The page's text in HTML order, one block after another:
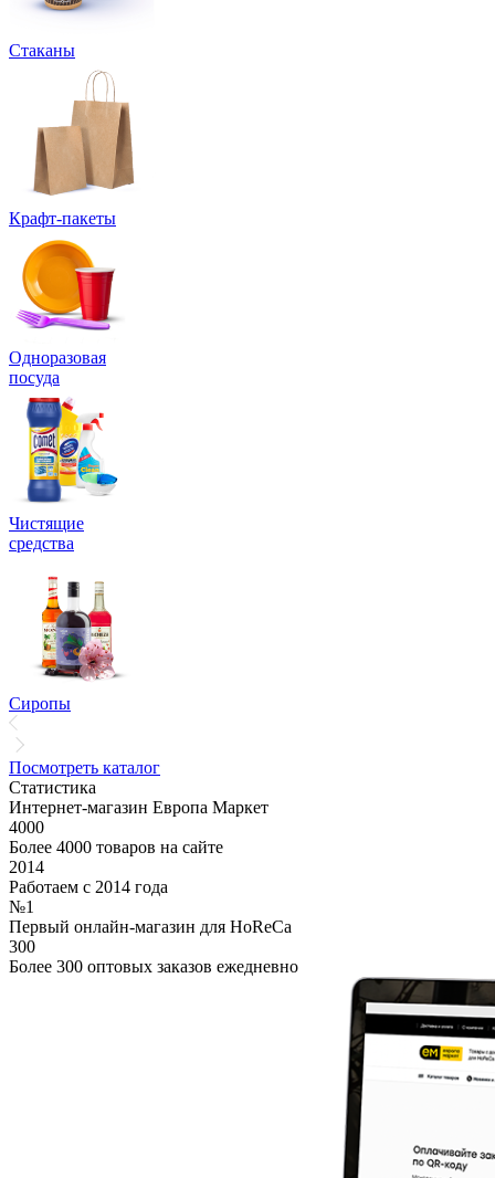
Стаканы
Крафт-пакеты
Одноразовая
посуда
Чистящие
средства
Сиропы
Посмотреть каталог
Статистика
Интернет-магазин Европа Маркет
4000
Более 4000 товаров на сайте
2014
Работаем с 2014 года
№1
Первый онлайн-магазин для HoReCa
300
Более 300 оптовых заказов ежедневно